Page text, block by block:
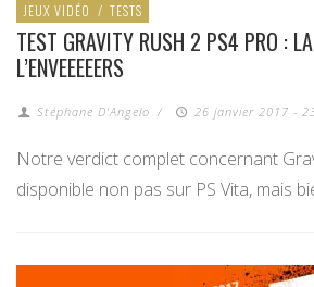
JEUX VIDÉO / TESTS
TEST GRAVITY RUSH 2 PS4 PRO :
L’ENVEEEEERS
Stéphane D'Angelo / 26 janvier 2017 -
Notre verdict complet concernant
disponible non pas sur PS Vita, mais